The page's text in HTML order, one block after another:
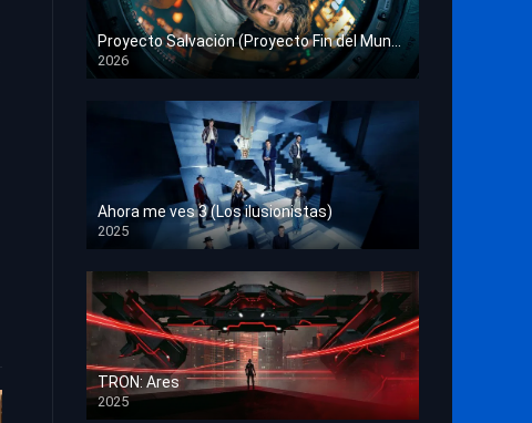
Proyecto Salvación (Proyecto Fin del Mundo)
2026
HD 1080p
Ahora me ves 3 (Los ilusionistas)
2025
HD 1080p
TRON: Ares
2025
HD 1080p